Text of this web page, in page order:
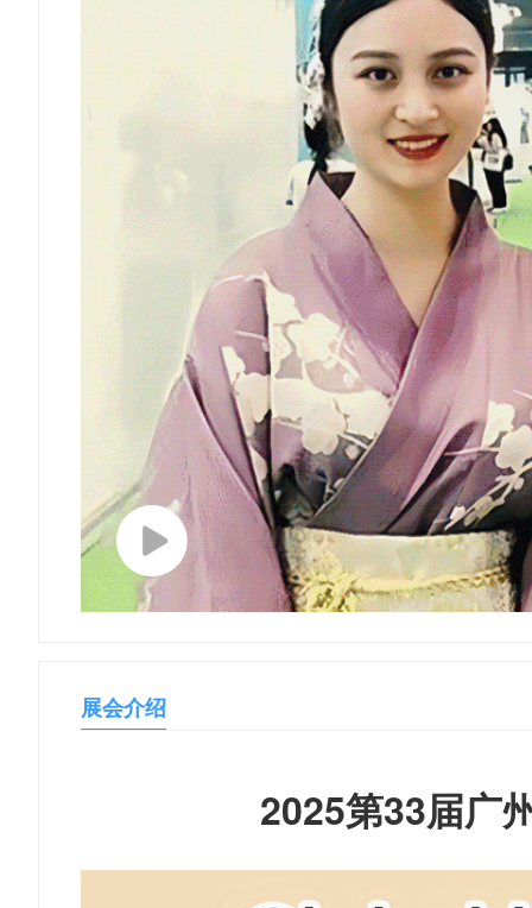
展会介绍
2025第33届广